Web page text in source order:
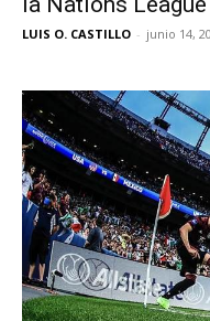
LUIS O. CASTILLO - junio 14,